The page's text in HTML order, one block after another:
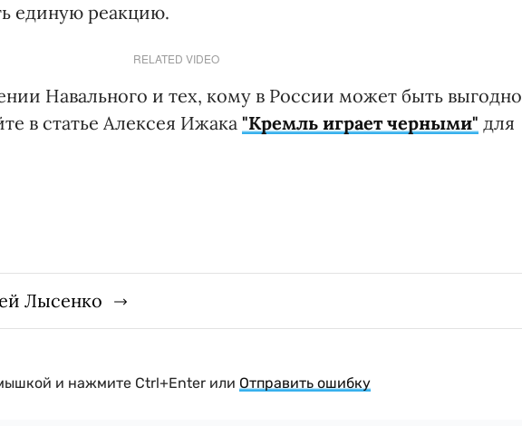
единую реакцию.
RELATED VIDEO
Навального и тех, кому в России может быть выгодно
в статье Алексея Ижака "Кремль играет черными" для
Лысенко
и нажмите Ctrl+Enter или Отправить ошибку